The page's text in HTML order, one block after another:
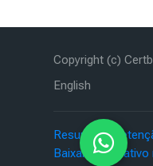
Copyright (c)
English
Resumo de
Baixar o aplicativo